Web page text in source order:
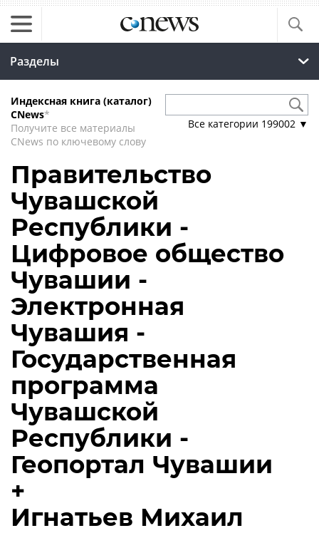
Разделы
Индексная книга (каталог)
CNews*
Получите все материалы
CNews по ключевому слову
Все категории 199002 ▼
Правительство
Чувашской
Республики -
Цифровое общество
Чувашии -
Электронная
Чувашия -
Государственная
программа
Чувашской
Республики -
Геопортал Чувашии
+
Игнатьев Михаил